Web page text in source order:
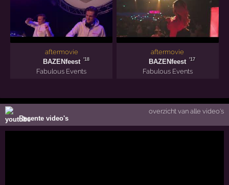
aftermovie
BAZENfeest
'18
Fabulous Events
aftermovie
BAZENfeest
'17
Fabulous Events
Recente video's
overzicht van alle video's